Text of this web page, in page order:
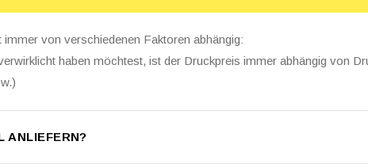
von verschiedenen Faktoren abhängig:
haben möchtest, ist der Druckpreis immer abhängig von
ANLIEFERN?